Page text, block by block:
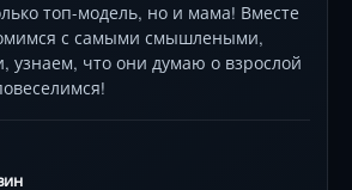
топ-модель, но и мама! Вместе
с самыми смышлеными,
узнаем, что они думаю о взрослой